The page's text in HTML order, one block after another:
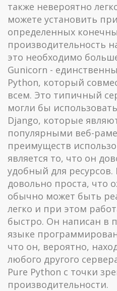
также невероятно
можете установить
определенных
производительность
это необходимо
Gunicorn -
Python, который
всем. Это типичный
могли бы
Django, которые
популярными веб-
преимуществ
является то, что он
удобный для ресурсов.
довольно проста, что
обычно может быть
легко и при этом
быстро. Он написан в
языке
что он, вероятно,
любого другого
Pure Python с точки
производительности.